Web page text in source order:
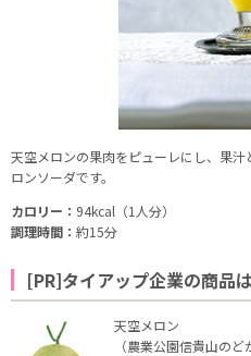
天空メロンの果肉をピューレにし、果
ロンソーダです。
カロリー： 94kcal（1人分）
調理時間： 約15分
[PR]タイアップ企業の商品
天空メロン
（農業公園信貴山のど